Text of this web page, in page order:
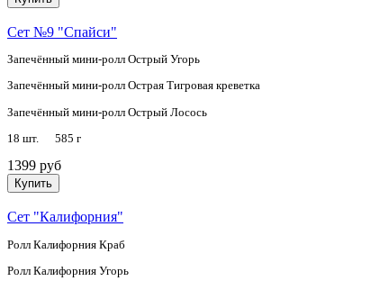
Сет №9 "Спайси"
Запечённый мини-ролл Острый Угорь
Запечённый мини-ролл Острая Тигровая креветка
Запечённый мини-ролл Острый Лосось
18 шт. 585 г
1399 руб
Купить
Сет "Калифорния"
Ролл Калифорния Краб
Ролл Калифорния Угорь